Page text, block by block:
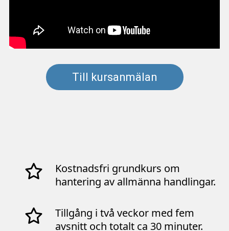
Till kursanmälan
Kostnadsfri grundkurs om
hantering av allmänna handlingar.
Tillgång i två veckor med fem
avsnitt och totalt ca 30 minuter.